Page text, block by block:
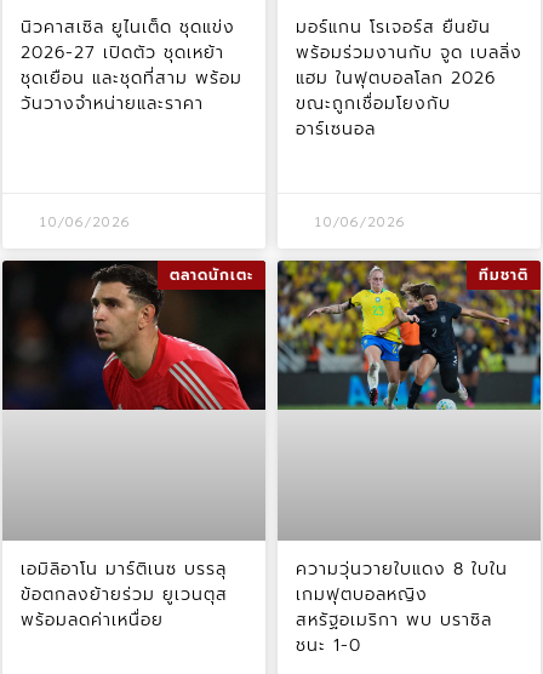
นิวคาสเซิล ยูไนเต็ด ชุดแข่ง
2026-27 เปิดตัว ชุดเหย้า
ชุดเยือน และชุดที่สาม พร้อม
วันวางจำหน่ายและราคา
10/06/2026
มอร์แกน โรเจอร์ส ยืนยัน
พร้อมร่วมงานกับ จูด เบลลิ่ง
แฮม ในฟุตบอลโลก 2026
ขณะถูกเชื่อมโยงกับ
อาร์เซนอล
10/06/2026
ตลาดนักเตะ
เอมิลิอาโน มาร์ติเนซ บรรลุ
ข้อตกลงย้ายร่วม ยูเวนตุส
พร้อมลดค่าเหนื่อย
ทีมชาติ
ความวุ่นวายใบแดง 8 ใบใน
เกมฟุตบอลหญิง
สหรัฐอเมริกา พบ บราซิล
ชนะ 1-0